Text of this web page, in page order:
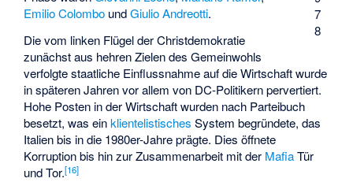
7
8
Emilio Colombo undGiulio Andreotti.
Die vom linken Flügel der Christdemokratie
zunächst aus hehren Zielen des Gemeinwohls
verfolgte staatliche Einflussnahme auf die Wirtschaft wurde
in späteren Jahren vor allem von DC-Politikern pervertiert.
Hohe Posten in der Wirtschaft wurden nach Parteibuch
besetzt, was einklientelistisches System begründete, das
Italien bis in die 1980er-Jahre prägte. Dies öffnete
Korruption bis hin zur Zusammenarbeit mit der MafiaTür
und Tor.[16]